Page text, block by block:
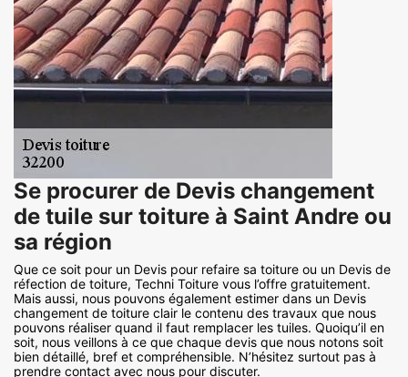
Se procurer de Devis changement
de tuile sur toiture à Saint Andre ou
sa région
Que ce soit pour un Devis pour refaire sa toiture ou un Devis de
réfection de toiture, Techni Toiture vous l’offre gratuitement.
Mais aussi, nous pouvons également estimer dans un Devis
changement de toiture clair le contenu des travaux que nous
pouvons réaliser quand il faut remplacer les tuiles. Quoiqu’il en
soit, nous veillons à ce que chaque devis que nous notons soit
bien détaillé, bref et compréhensible. N’hésitez surtout pas à
prendre contact avec nous pour discuter.